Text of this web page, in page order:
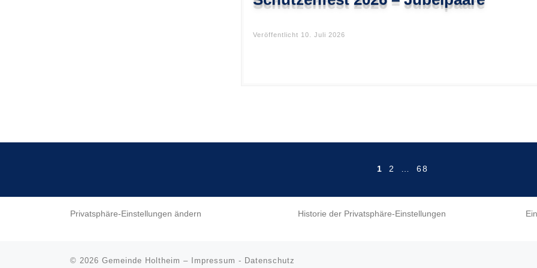
Veröffentlicht 10. Juli 2026
1 2 … 68
Privatsphäre-Einstellungen ändern Historie der Privatsphäre-Einstellungen
© 2026 Gemeinde Holtheim – Impressum - Datenschutz